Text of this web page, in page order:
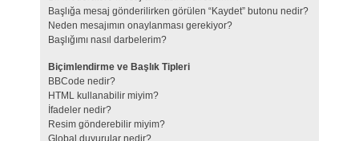
Başlığa mesaj gönderilirken görülen “Kaydet” butonu nedir?
Neden mesajımın onaylanması gerekiyor?
Başlığımı nasıl darbelerim?
Biçimlendirme ve Başlık Tipleri
BBCode nedir?
HTML kullanabilir miyim?
İfadeler nedir?
Resim gönderebilir miyim?
Global duyurular nedir?